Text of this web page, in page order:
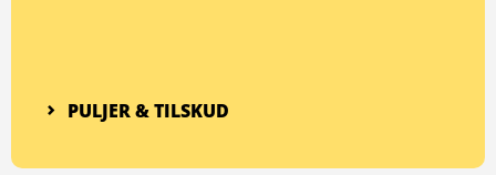
PULJER & TILSKUD